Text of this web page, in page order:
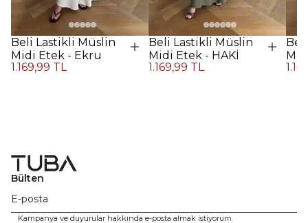
Beli Lastikli Müslin
Midi Etek - Ekru
1.169,99 TL
Beli Lastikli Müslin
Midi Etek - HAKİ
1.169,99 TL
Bülten
Kampanya ve duyurular hakkında e-posta almak istiyorum.